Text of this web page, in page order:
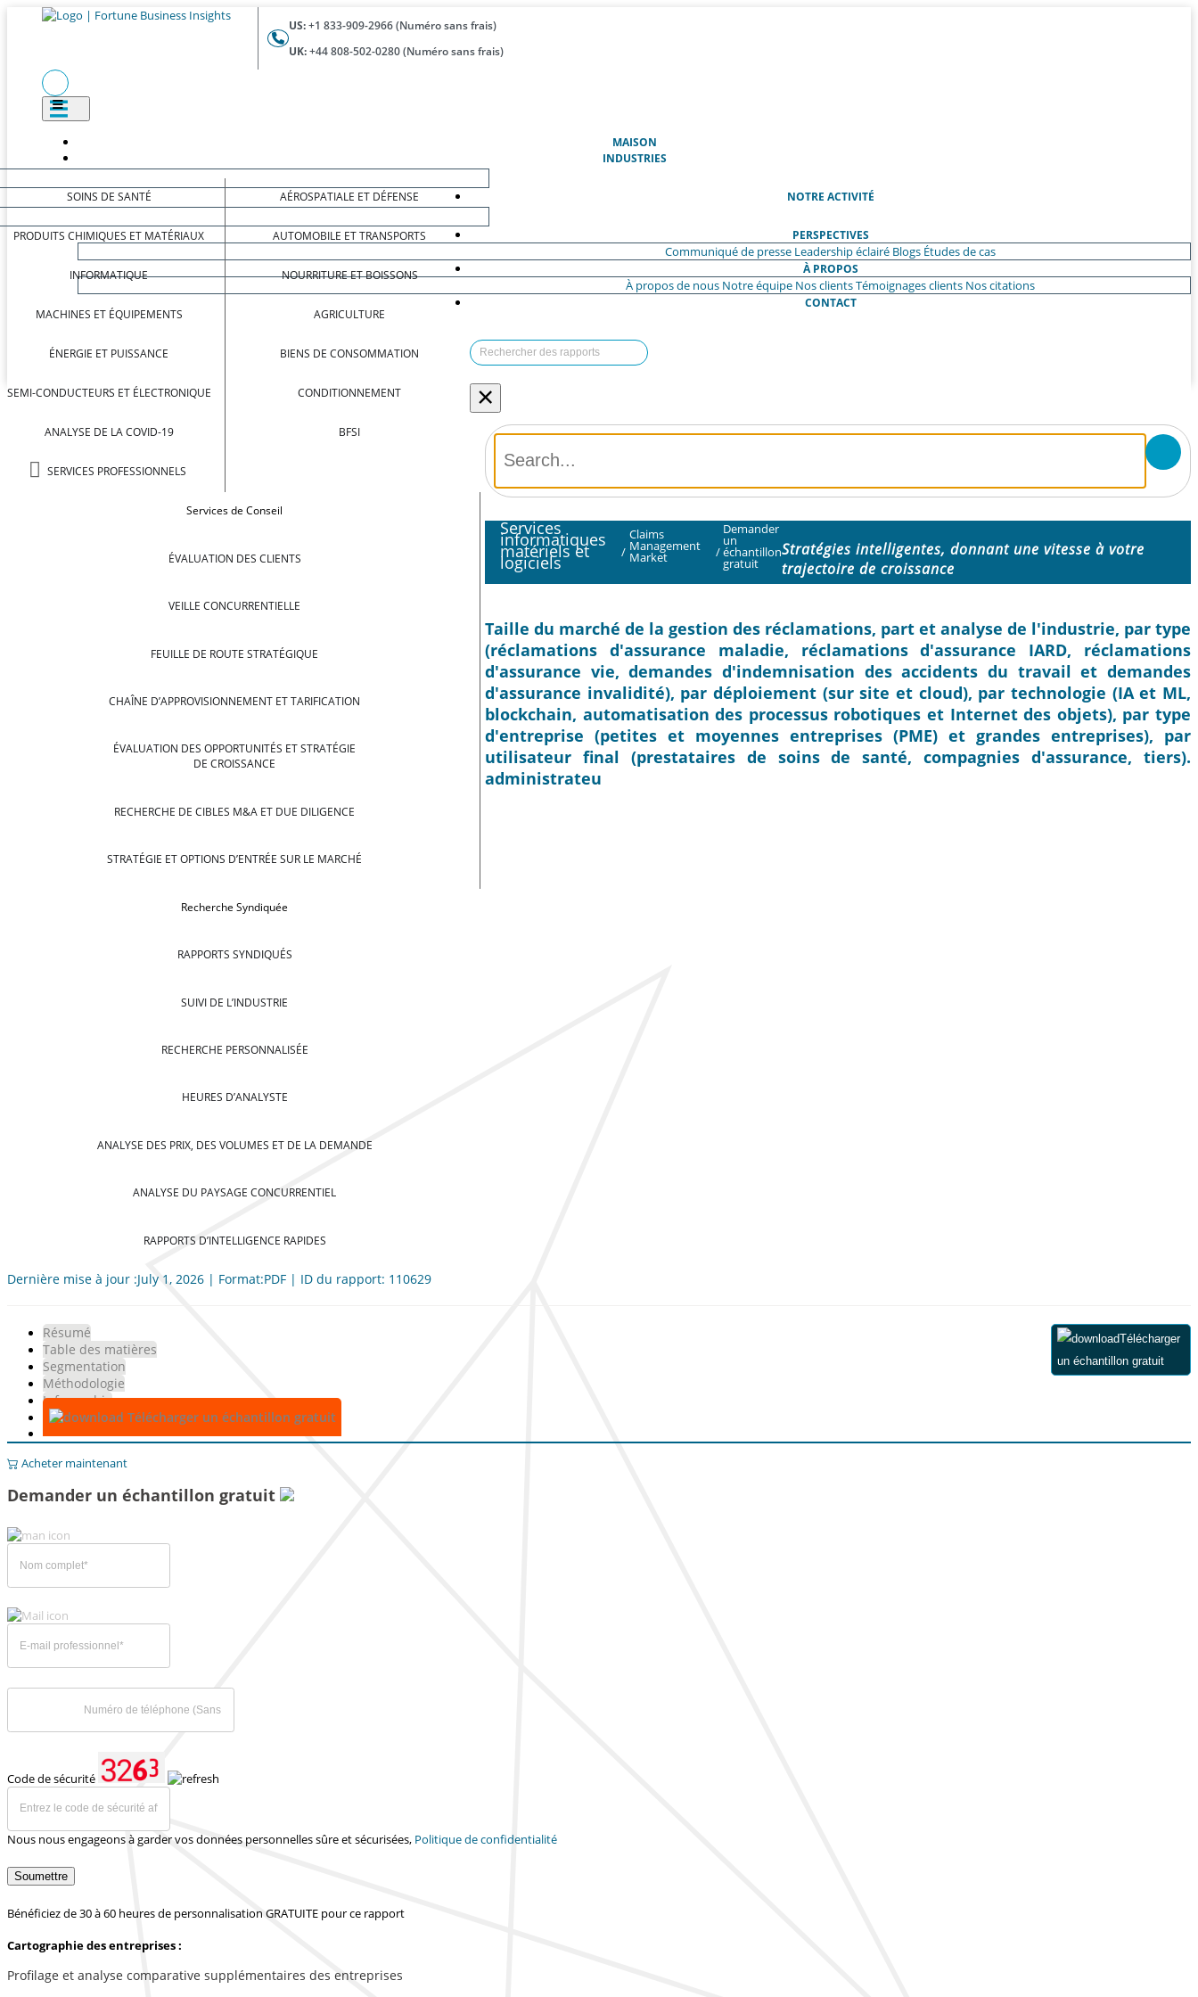
US:+1 833-909-2966 (Numéro sans frais)
UK:+44 808-502-0280 (Numéro sans frais)
MAISON(ACTUEL)
INDUSTRIES
SOINS DE SANTÉ
PRODUITS CHIMIQUES ET MATÉRIAUX
INFORMATIQUE
MACHINES ET ÉQUIPEMENTS
ÉNERGIE ET PUISSANCE
SEMI-CONDUCTEURS ET ÉLECTRONIQUE
ANALYSE DE LA COVID-19
SERVICES PROFESSIONNELS
AÉROSPATIALE ET DÉFENSE
AUTOMOBILE ET TRANSPORTS
NOURRITURE ET BOISSONS
AGRICULTURE
BIENS DE CONSOMMATION
CONDITIONNEMENT
BFSI
NOTRE ACTIVITÉ
Services de Conseil
ÉVALUATION DES CLIENTS
VEILLE CONCURRENTIELLE
FEUILLE DE ROUTE STRATÉGIQUE
CHAÎNE D’APPROVISIONNEMENT ET TARIFICATION
ÉVALUATION DES OPPORTUNITÉS ET STRATÉGIE
DE CROISSANCE
RECHERCHE DE CIBLES M&A ET DUE DILIGENCE
STRATÉGIE ET OPTIONS D’ENTRÉE SUR LE MARCHÉ
Recherche Syndiquée
RAPPORTS SYNDIQUÉS
SUIVI DE L’INDUSTRIE
RECHERCHE PERSONNALISÉE
HEURES D’ANALYSTE
ANALYSE DES PRIX, DES VOLUMES ET DE LA DEMANDE
ANALYSE DU PAYSAGE CONCURRENTIEL
RAPPORTS D’INTELLIGENCE RAPIDES
PERSPECTIVES
Communiqué de presse Leadership éclairé Blogs Études de cas
À PROPOS
À propos de nous Notre équipe Nos clientsTémoignages clients Nos citations
CONTACT
×
Services
informatiques
matériels et
logiciels /
Claims
Management
Market /
Demander
un
échantillon
gratuit
Stratégies intelligentes, donnant une vitesse à votre
trajectoire de croissance
Taille du marché de la gestion des réclamations, part et analyse de l'industrie, par type
(réclamations d'assurance maladie, réclamations d'assurance IARD, réclamations
d'assurance vie, demandes d'indemnisation des accidents du travail et demandes
d'assurance invalidité), par déploiement (sur site et cloud), par technologie (IA et ML,
blockchain, automatisation des processus robotiques et Internet des objets), par type
d'entreprise (petites et moyennes entreprises (PME) et grandes entreprises), par
utilisateur final (prestataires de soins de santé, compagnies d'assurance, tiers).
administrateu
Dernière mise à jour :July 1, 2026 | Format:PDF | ID du rapport: 110629
Résumé
Table des matières
Segmentation
Méthodologie
Infographie
Télécharger un échantillon gratuit
Télécharger
un échantillon gratuit
Acheter maintenant
Demander un échantillon gratuit
Code de sécurité
Nous nous engageons à garder vos données personnelles sûre et sécurisées, Politique de confidentialité
Soumettre
Bénéficiez de 30 à 60 heures de personnalisation GRATUITE pour ce rapport
Cartographie des entreprises :
Profilage et analyse comparative supplémentaires des entreprises